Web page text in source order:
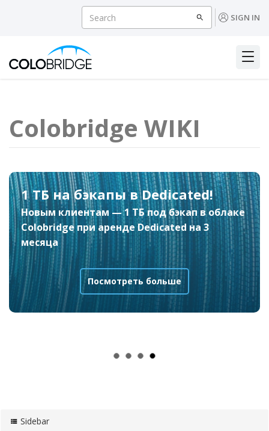
SIGN IN
Colobridge WIKI
1 ТБ на бэкапы в Dedicated!
Новым клиентам — 1 ТБ под бэкап в облаке
Colobridge при аренде Dedicated на 3
месяца
Посмотреть больше
Sidebar